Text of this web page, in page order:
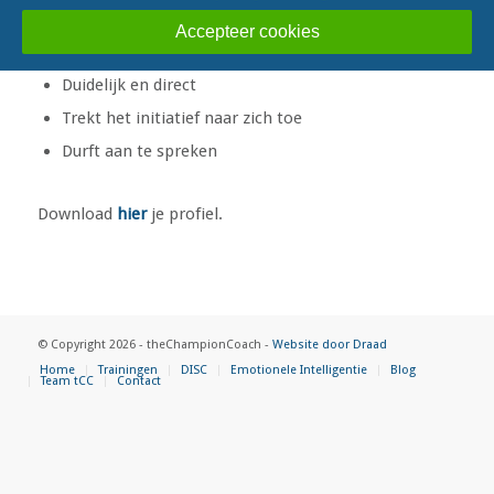
Duidelijk en direct
Trekt het initiatief naar zich toe
Durft aan te spreken
Download hierje profiel.
© Copyright 2026 - theChampionCoach - Website door Draad
Home
Trainingen DISC Emotionele Intelligentie Blog
Team tCC Contact
Accepteer cookies